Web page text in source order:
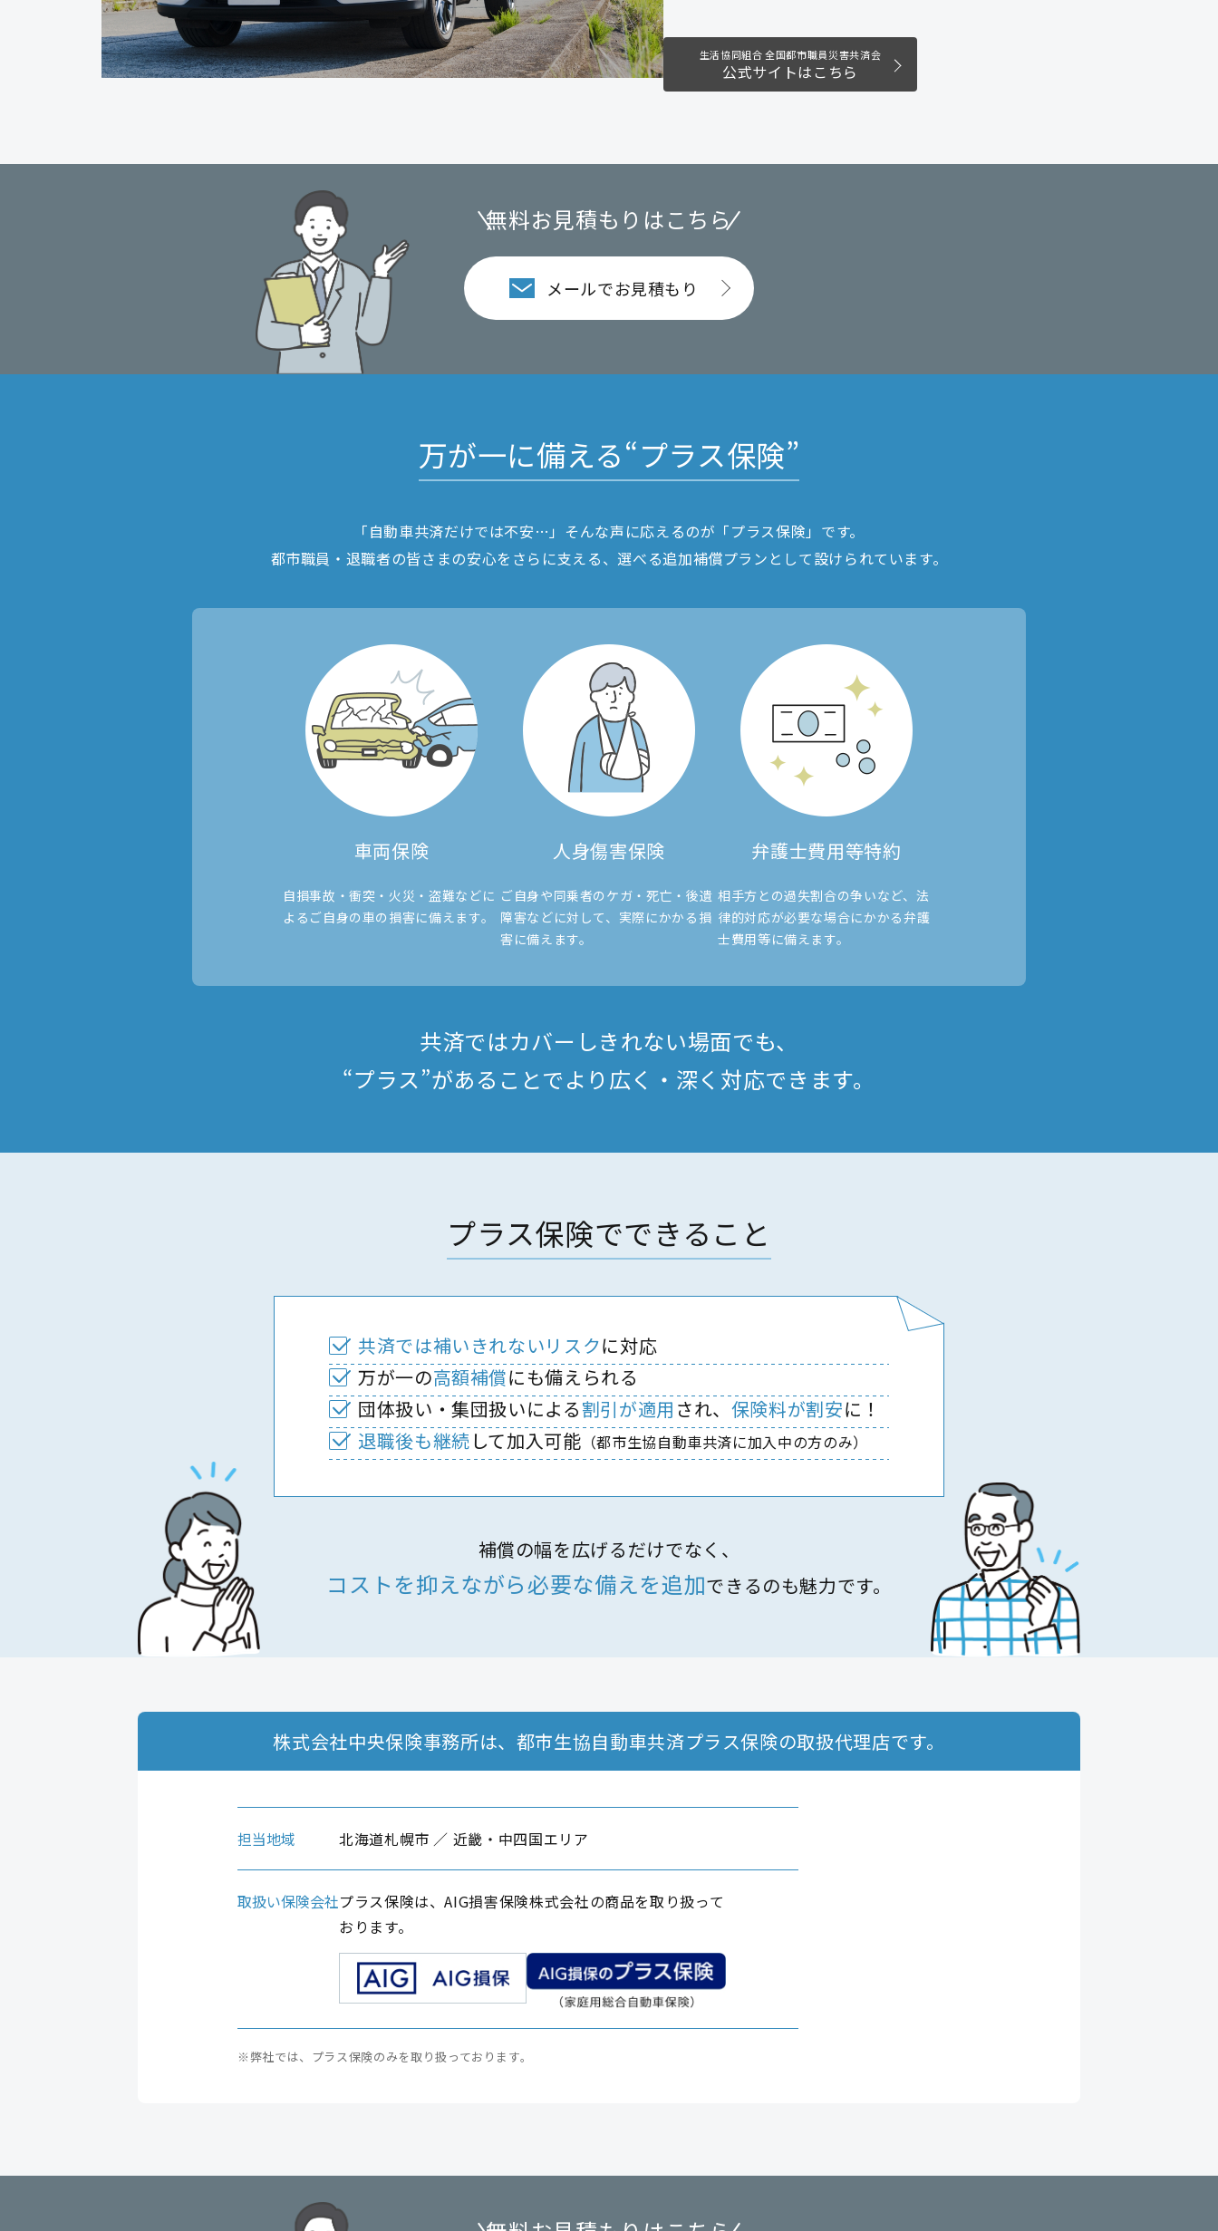
生活協同組合 全国都市職員災害共済会
公式サイトはこちら
無料お見積もりはこちら
メールでお見積もり
万が一に備える“プラス保険”
「自動車共済だけでは不安…」そんな声に応えるのが「プラス保険」です。
都市職員・退職者の皆さまの安心を さらに支える、選べる追加補償プランとして設けられています。
車両保険
自損事故・衝突・火災・盗難などに
よる ご自身の車の損害に備えます。
人身傷害保険
ご自身や同乗者のケガ・死亡・後遺
障害などに対して、実際にかかる損
害に備えます。
弁護士費用等特約
相手方との過失割合の争いなど、法
律的対応が必要な場合にかかる弁護
士費用等に備えます。
共済ではカバーしきれない場面でも、
“プラス”があることでより広く・深く対応できます。
プラス保険でできること
共済では補いきれないリスクに対応
万が一の高額補償にも備えられる
団体扱い・集団扱いによる割引が適用 され、 保険料が割安に！
退職後も継続して加入可能 （都市生協自動車共済に加入中の方のみ）
補償の幅を広げるだけでなく、
コストを抑えながら必要な備えを追加できるのも魅力です。
株式会社中央保険事務所は、 都市生協自動車共済プラス保険の取扱代理店です。
担当地域 北海道札幌市 ／ 近畿・中四国エリア
取扱い保険会社プラス保険は、AIG損害保険株式会社の商品を取り扱って
おります。
※弊社では、プラス保険のみを取り扱っております。